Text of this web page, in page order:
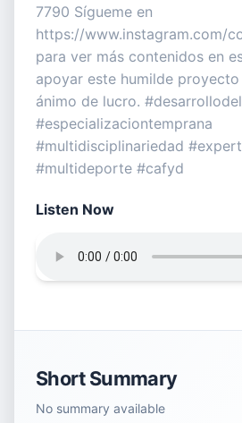
7790 Sígueme en
https://www.instagram.com/
para ver más contenidos en
apoyar este humilde
ánimo de lucro.
#especializaciontemprana
#multidisciplinariedad
#multideporte #cafyd
Listen Now
Short Summary
No summary available